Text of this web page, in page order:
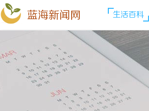
蓝海新闻网 生活百科